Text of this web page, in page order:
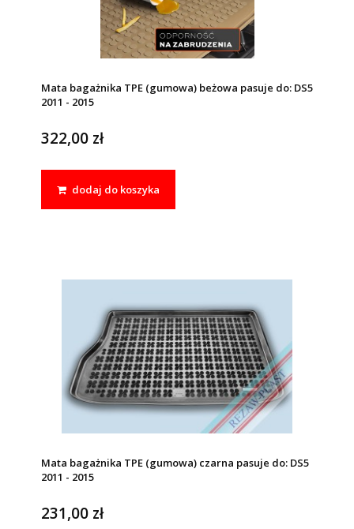
Mata bagażnika TPE (gumowa) beżowa pasuje do: DS5
2011 - 2015
322,00 zł
dodaj do koszyka
Mata bagażnika TPE (gumowa) czarna pasuje do: DS5
2011 - 2015
231,00 zł